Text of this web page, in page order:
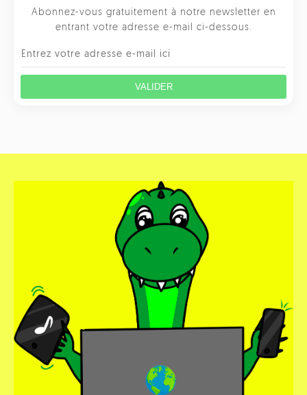
Abonnez-vous gratuitement à notre newsletter en
entrant votre adresse e-mail ci-dessous.
VALIDER